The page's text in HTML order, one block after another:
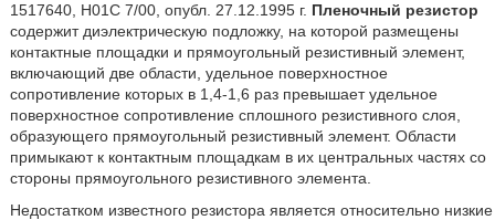
1517640, H01C 7/00, опубл. 27.12.1995 г. Пленочный резистор
содержит диэлектрическую подложку, на которой размещены
контактные площадки и прямоугольный резистивный элемент,
включающий две области, удельное поверхностное
сопротивление которых в 1,4-1,6 раз превышает удельное
поверхностное сопротивление сплошного резистивного слоя,
образующего прямоугольный резистивный элемент. Области
примыкают к контактным площадкам в их центральных частях со
стороны прямоугольного резистивного элемента.
Недостатком известного резистора является относительно низкие